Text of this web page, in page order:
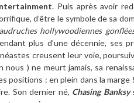
. Puis après avoir
d’être le symbole de sa
hollywoodiennes
plus d’une décennie, ses
creusent leur voie,
nous ) ne meurt jamais, sa
positions : en plein dans la
Son dernier né, Chasing Banksy